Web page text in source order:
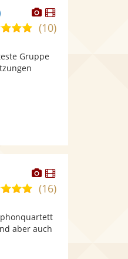
Dieser
Künstler
stellt
bereit.
Dieser
Künstler
5,0
5
(10)
Gruppe
Dieser
Künstler
stellt
bereit.
Dieser
Künstler
5,0
5
Sternen
(16)
aber auch